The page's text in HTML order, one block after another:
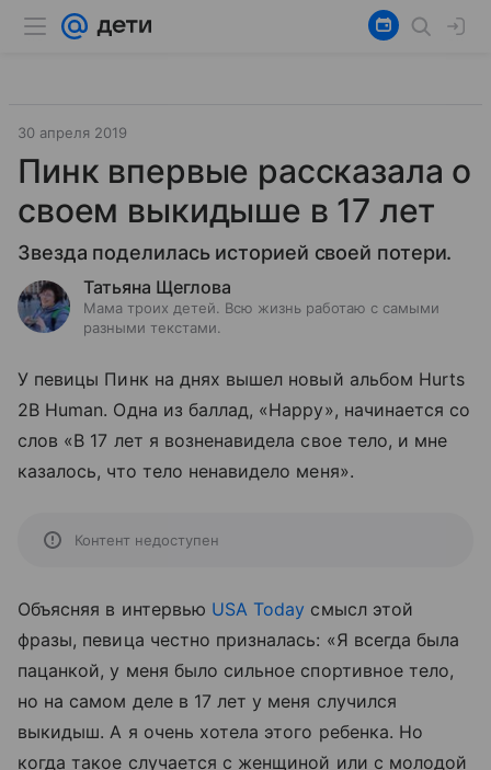
30 апреля 2019
Пинк впервые рассказала о
своем выкидыше в 17 лет
Звезда поделилась историей своей потери.
Татьяна Щеглова
Мама троих детей. Всю жизнь работаю с самыми
разными текстами.
У певицы Пинк на днях вышел новый альбом Hurts
2B Human. Одна из баллад, «Happy», начинается со
слов «В 17 лет я возненавидела свое тело, и мне
казалось, что тело ненавидело меня».
Контент недоступен
Объясняя в интервью USA Today смысл этой
фразы, певица честно призналась: «Я всегда была
пацанкой, у меня было сильное спортивное тело,
но на самом деле в 17 лет у меня случился
выкидыш. А я очень хотела этого ребенка. Но
когда такое случается с женщиной или с молодой